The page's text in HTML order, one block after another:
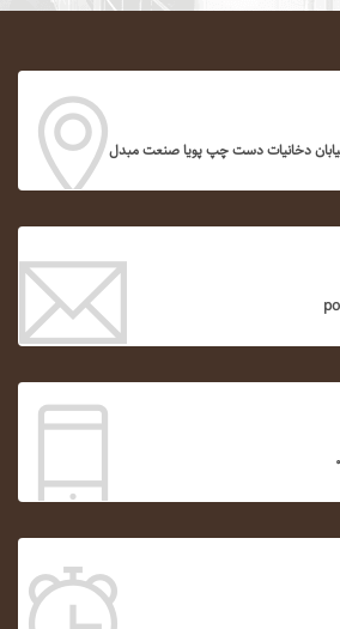
دخانیات دست چپ پویا صنعت مبدل